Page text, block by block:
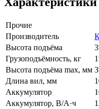
Прочие
Производитель
Высота подъёма
Грузоподъёмность, кг
Высота подъёма max, мм
Длина вил, мм
Аккумулятор
Аккумулятор, В/А·ч